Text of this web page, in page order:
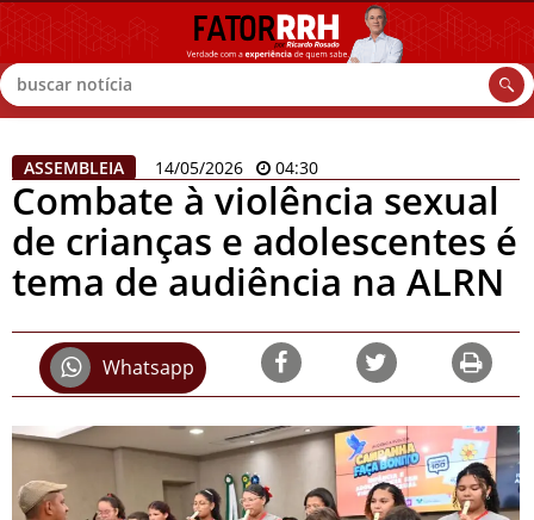
Buscar
ASSEMBLEIA 14/05/2026 04:30
Combate à violência sexual
de crianças e adolescentes é
tema de audiência na ALRN
Whatsapp